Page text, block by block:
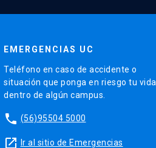
EMERGENCIAS UC
Teléfono en caso de accidente o
situación que ponga en riesgo tu vida
dentro de algún campus.
phone (56)95504 5000
launch Ir al sitio de Emergencias